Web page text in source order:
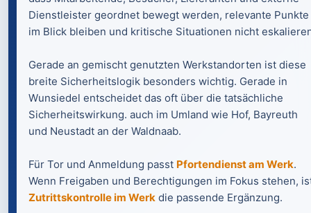
Dienstleister geordnet bewegt werden, relevante Punkte
im Blick bleiben und kritische Situationen nicht
Gerade an gemischt genutzten Werkstandorten ist diese
breite Sicherheitslogik besonders wichtig. Gerade in
Wunsiedel entscheidet das oft über die tatsächliche
Sicherheitswirkung. auch im Umland wie Hof, Bayreuth
und Neustadt an der Waldnaab.
Für Tor und Anmeldung passt Pfortendienst am Werk.
Wenn Freigaben und Berechtigungen im Fokus stehen,
Zutrittskontrolle im Werk die passende Ergänzung.